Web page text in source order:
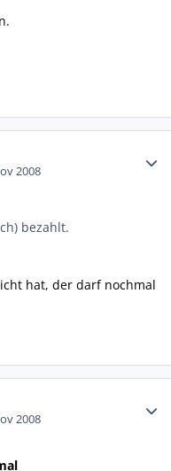
2008
bezahlt.
hat, der darf nochmal
2008